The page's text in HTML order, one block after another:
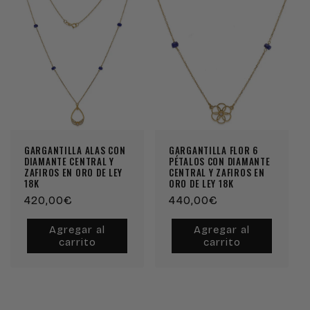
GARGANTILLA ALAS CON
DIAMANTE CENTRAL Y
ZAFIROS EN ORO DE LEY
18K
Precio
habitual
420,00€
Agregar al
carrito
GARGANTILLA FLOR 6
PÉTALOS CON DIAMANTE
CENTRAL Y ZAFIROS EN
ORO DE LEY 18K
Precio
habitual
440,00€
Agregar al
carrito